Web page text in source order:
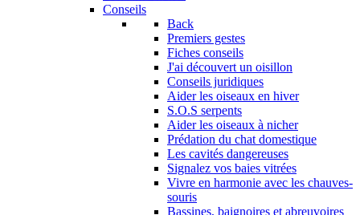
Conseils
Back
Premiers gestes
Fiches conseils
J'ai découvert un oisillon
Conseils juridiques
Aider les oiseaux en hiver
S.O.S serpents
Aider les oiseaux à nicher
Prédation du chat domestique
Les cavités dangereuses
Signalez vos baies vitrées
Vivre en harmonie avec les chauves-
souris
Bassines, baignoires et abreuvoires